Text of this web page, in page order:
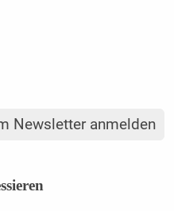
Newsletter anmelden